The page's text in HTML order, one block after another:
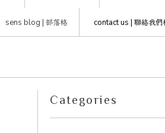
sens blog | 部落格 contact us | 聯絡我們
Categories
Mirai
advisor. Tell me what you're
celebrating, or in the mood